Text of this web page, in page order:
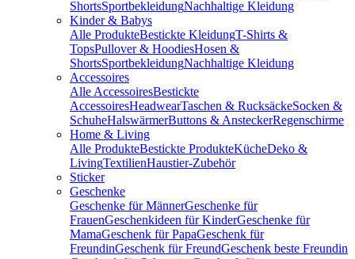
ShortsSportbekleidungNachhaltige Kleidung
Kinder & Babys
Alle ProdukteBestickte KleidungT-Shirts &
TopsPullover & HoodiesHosen &
ShortsSportbekleidungNachhaltige Kleidung
Accessoires
Alle AccessoiresBestickte
AccessoiresHeadwearTaschen & RucksäckeSocken &
SchuheHalswärmerButtons & AnsteckerRegenschirme
Home & Living
Alle ProdukteBestickte ProdukteKücheDeko &
LivingTextilienHaustier-Zubehör
Sticker
Geschenke
Geschenke für MännerGeschenke für
FrauenGeschenkideen für KinderGeschenke für
MamaGeschenk für PapaGeschenk für
FreundinGeschenk für FreundGeschenk beste Freundin